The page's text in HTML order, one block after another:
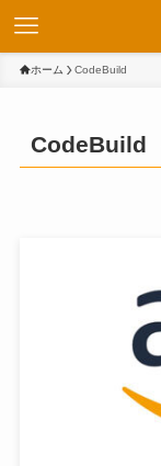
ホーム CodeBuild
CodeBuild